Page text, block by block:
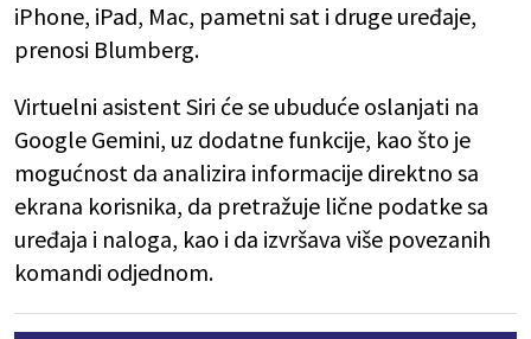
iPhone, iPad, Mac, pametni sat i druge uređaje,
prenosi Blumberg.
Virtuelni asistent Siri će se ubuduće oslanjati na
Google Gemini, uz dodatne funkcije, kao što je
mogućnost da analizira informacije direktno sa
ekrana korisnika, da pretražuje lične podatke sa
uređaja i naloga, kao i da izvršava više povezanih
komandi odjednom.